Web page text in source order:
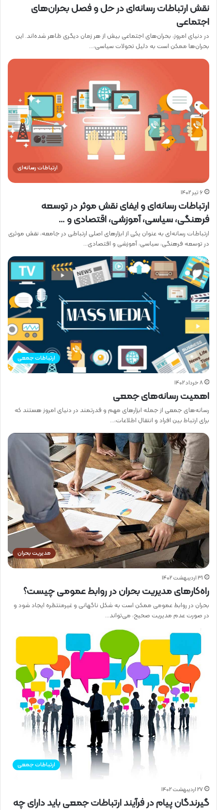
نقش ارتباطات رسانه‌ای در حل و فصل بحران‌های
اجتماعی
در دنیای امروز، بحران‌های اجتماعی بیش از هر زمان دیگری ظاهر شده‌اند. این
بحران‌ها ممکن است به دلیل تحولات سیاسی،…
ارتباطات رسانه‌ای
6 تیر 1402
ارتباطات رسانه‌ای و ایفای نقش موثر در توسعه
فرهنگی، سیاسی، آموزشی، اقتصادی و …
ارتباطات رسانه‌ای به عنوان یکی از ابزارهای اصلی ارتباطی در جامعه، نقش موثری
در توسعه فرهنگی، سیاسی، آموزشی و اقتصادی…
ارتباطات جمعی
8 خرداد 1402
اهمیت رسانه‌های جمعی
رسانه‌های جمعی از جمله ابزارهای مهم و قدرتمند در دنیای امروز هستند که
برای ارتباط بین افراد و انتقال اطلاعات،…
مدیریت بحران
31 اردیبهشت 1402
راه‌کارهای مدیریت بحران در روابط عمومی چیست؟
بحران در روابط عمومی ممکن است به شکل ناگهانی و غیرمنتظره ایجاد شود و
در صورت عدم مدیریت صحیح، می‌تواند…
ارتباطات جمعی
27 اردیبهشت 1402
گیرندگان پیام در فرآیند ارتباطات جمعی باید دارای چه